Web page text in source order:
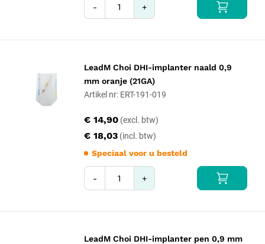
- +
LeadM Choi DHI-implanter naald 0,9
mm oranje (21GA)
Artikel nr: ERT-191-019
€ 18,03
€ 14,90
Speciaal voor u besteld
- +
LeadM Choi DHI-implanter pen 0,9 mm